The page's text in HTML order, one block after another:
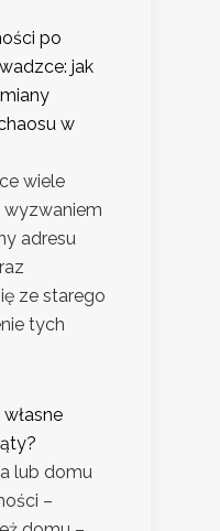
po
jak
w
wiele
adresu
ze starego
tych
lub domu
–